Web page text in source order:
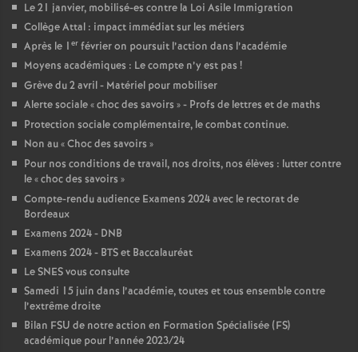
o
d
d
e
é
Le 21 janvier, mobilisé-es contre la Loi Asile Immigration
Collège Attal : impact immédiat sur les métiers
Après le 1 er février on poursuit l’action dans l’académie
Moyens académiques : Le compte n’y est pas !
Grève du 2 avril - Matériel pour mobiliser
Alerte sociale «choc des savoirs » - Profs de lettres et de maths
Protection sociale complémentaire, le combat continue.
Non au «Choc des savoirs »
Pour nos conditions de travail, nos droits, nos élèves : lutter contre
le «choc des savoirs »
Compte-rendu audience Examens 2024 avec le rectorat de
Bordeaux
Examens 2024 - DNB
Examens 2024 - BTS et Baccalauréat
Le SNES vous consulte
Samedi 15 juin dans l’académie, toutes et tous ensemble contre
l’extrême droite
Bilan FSU de notre action en Formation Spécialisée (FS)
académique pour l’année 2023/24